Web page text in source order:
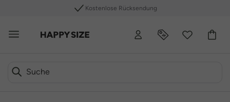
Kostenlose Rücksendung